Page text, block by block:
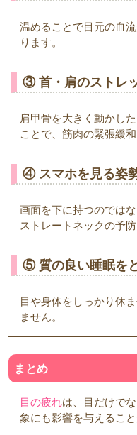
温めることで目元の血
ります。
③ 首・肩のストレ
肩甲骨を大きく動かし
ことで、筋肉の緊張緩和
④ スマホを見る姿
画面を下に持つのでは
ストレートネックの予防
⑤ 質の良い睡眠を
目や身体をしっかり休
ません。
まとめ
目の疲れは、目だけで
象にも影響を与えること